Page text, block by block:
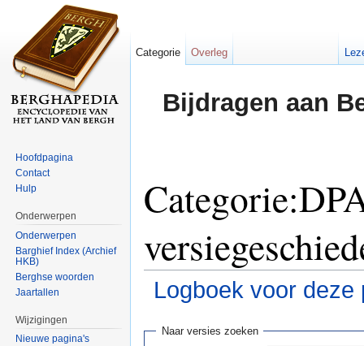
Bijdragen aan
Logboek voor deze
Naar versies zoeken
Categorie Overleg
Hoofdpagina
Contact
Hulp
Onderwerpen
Onderwerpen
Barghief Index (Archief
HKB)
Berghse woorden
Jaartallen
Wijzigingen
Nieuwe pagina's